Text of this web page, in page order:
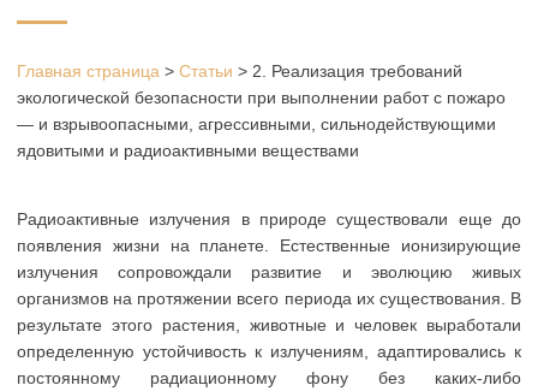
Главная страница > Статьи > 2. Реализация требований
экологической безопасности при выполнении работ с пожаро
— и взрывоопасными, агрессивными, сильнодействующими
ядовитыми и радиоактивными веществами
Радиоактивные излучения в природе существовали еще до
появления жизни на планете. Естественные ионизирующие
излучения сопровождали развитие и эволюцию живых
организмов на протяжении всего периода их существования. В
результате этого растения, животные и человек выработали
определенную устойчивость к излучениям, адаптировались к
постоянному радиационному фону без каких-либо